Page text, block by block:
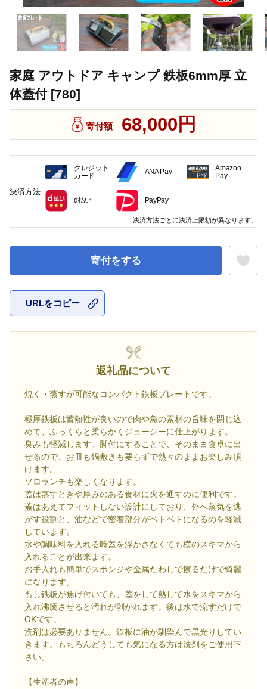
家庭 アウトドア キャンプ 鉄板6mm厚 立
体蓋付 [780]
寄付額 68,000円
寄付をする
URLをコピー
返礼品について
焼く・蒸すが可能なコンパクト鉄板プレートです。
極厚鉄板は蓄熱性が良いので肉や魚の素材の旨味を閉じ込
めて、ふっくらと柔らかくジューシーに仕上がります。
臭みも軽減します。脚付にすることで、そのまま食卓に出
せるので、お皿も鍋敷きも要らずで熱々のままお楽しみ頂
けます。
ソロランチも楽しくなります。
蓋は蒸すときや厚みのある食材に火を通すのに便利です。
蓋はあえてフィットしない設計にしており、外へ蒸気を逃
がす役割と、油などで密着部分がベトベトになるのを軽減
しています。
水や調味料を入れる時蓋を浮かさなくても横のスキマから
入れることが出来ます。
お手入れも簡単でスポンジや金属たわしで擦るだけで綺麗
になります。
もし鉄板が焦げ付いても、蓋をして熱して水をスキマから
入れ沸騰させると汚れが剥がれます。後は水で流すだけで
OKです。
洗剤は必要ありません。鉄板に油が馴染んで黒光りしてい
きます。もちろんどうしても気になる方は洗剤をご使用下
さい。
【生産者の声】
決済方法
クレジット
カード
ANA Pay
Amazon
Pay
d払い PayPay
決済方法ごとに決済上限額が異なります。